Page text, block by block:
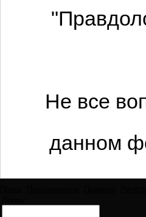
Не все
данном